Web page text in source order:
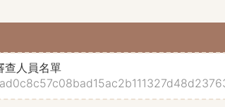
查人員名單